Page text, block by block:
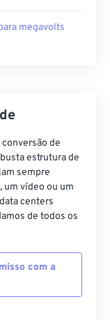
megavolts
de
estrutura de
sempre
um vídeo ou um
centers
de todos os
com a